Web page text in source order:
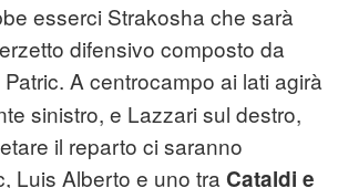
esserci Strakosha che sarà
difensivo composto da
A centrocampo ai lati agirà
sinistro, e Lazzari sul destro,
il reparto ci saranno
Luis Alberto e uno tra Cataldi e